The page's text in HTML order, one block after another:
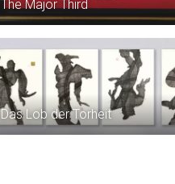
The Major Third
Das Lob der Torheit